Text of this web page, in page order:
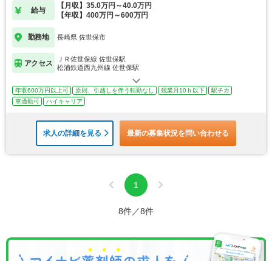
給与
【月収】35.0万円～40.0万円
【年収】400万円～600万円
勤務地 長崎県 佐世保市
アクセス
ＪＲ佐世保線 佐世保駅
松浦鉄道西九州線 佐世保駅
年収600万円以上可 原則、引越しを伴う転勤なし 残業月10ｈ以下
駅チカ
車通勤可
ハイキャリア
求人の詳細を見る 最新の募集状況を問い合わせる
1
8件／8件